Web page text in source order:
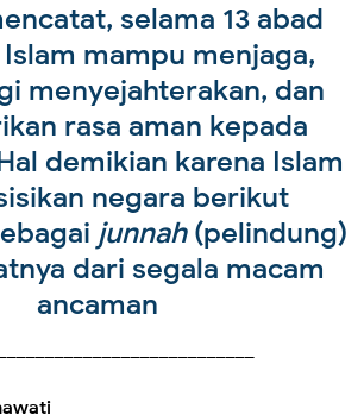
selama 13 abad
mampu menjaga,
menyejahterakan, dan
rasa aman kepada
demikian karena Islam
negara berikut
junnah(pelindung)
dari segala macam
ancaman